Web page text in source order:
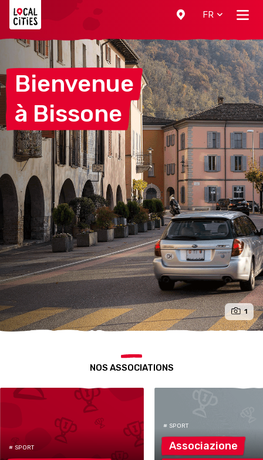
FR
Bienvenue
à Bissone
1
NOS ASSOCIATIONS
# SPORT
# SPORT
Associazione